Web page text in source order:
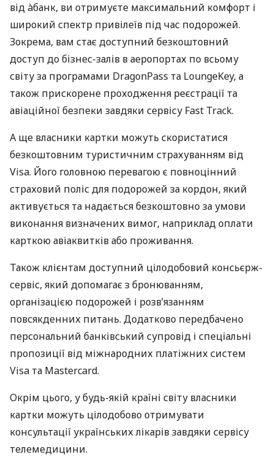
від àбанк, ви отримуєте максимальний комфорт і
широкий спектр привілеїв під час подорожей.
Зокрема, вам стає доступний безкоштовний
доступ до бізнес-залів в аеропортах по всьому
світу за програмами DragonPass та LoungeKey, а
також прискорене проходження реєстрації та
авіаційної безпеки завдяки сервісу Fast Track.
А ще власники картки можуть скористатися
безкоштовним туристичним страхуванням від
Visa. Його головною перевагою є повноцінний
страховий поліс для подорожей за кордон, який
активується та надається безкоштовно за умови
виконання визначених вимог, наприклад оплати
карткою авіаквитків або проживання.
Також клієнтам доступний цілодобовий консьєрж-
сервіс, який допомагає з бронюванням,
організацією подорожей і розв’язанням
повсякденних питань. Додатково передбачено
персональний банківський супровід і спеціальні
пропозиції від міжнародних платіжних систем
Visa та Mastercard.
Окрім цього, у будь-якій країні світу власники
картки можуть цілодобово отримувати
консультації українських лікарів завдяки сервісу
телемедицини.